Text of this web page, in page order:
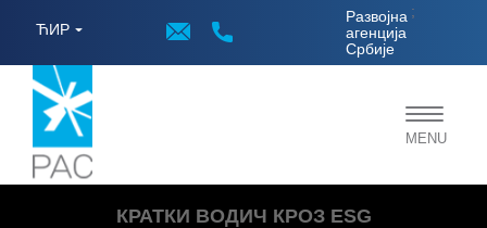
ЋИР
Развојна
агенција
Србије
;
Toggle
MENU
КРАТКИ ВОДИЧ КРОЗ ESG